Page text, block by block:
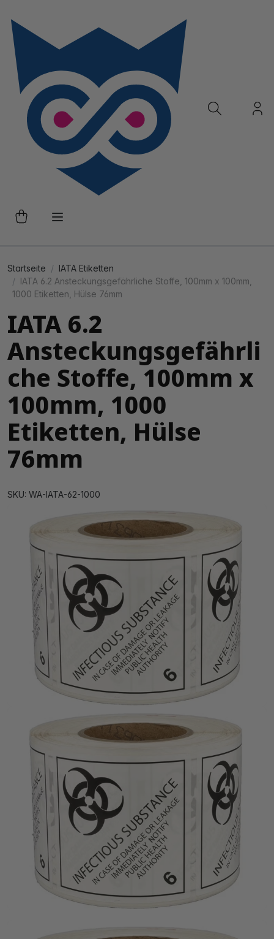
Startseite
IATA Etiketten
IATA 6.2 Ansteckungsgefährliche Stoffe, 100mm x 100mm,
1000 Etiketten, Hülse 76mm
IATA 6.2
Ansteckungsgefährli
che Stoffe, 100mm x
100mm, 1000
Etiketten, Hülse
76mm
SKU: WA-IATA-62-1000